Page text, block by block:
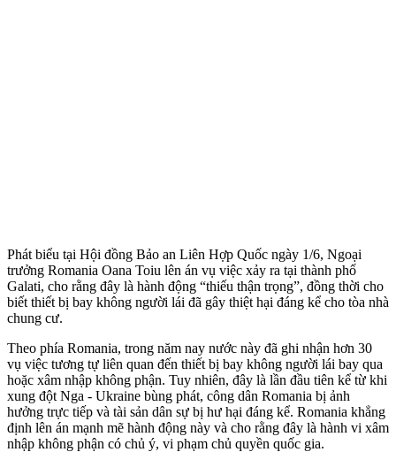
Phát biểu tại Hội đồng Bảo an Liên Hợp Quốc ngày 1/6, Ngoại
trưởng Romania Oana Toiu lên án vụ việc xảy ra tại thành phố
Galati, cho rằng đây là hành động “thiếu thận trọng”, đồng thời cho
biết thiết bị bay không người lái đã gây thiệt hại đáng kể cho tòa nhà
chung cư.
Theo phía Romania, trong năm nay nước này đã ghi nhận hơn 30
vụ việc tương tự liên quan đến thiết bị bay không người lái bay qua
hoặc xâm nhập không phận. Tuy nhiên, đây là lần đầu tiên kể từ khi
xung đột Nga - Ukraine bùng phát, công dân Romania bị ảnh
hưởng trực tiếp và tài sản dân sự bị hư hại đáng kể. Romania khẳng
định lên án mạnh mẽ hành động này và cho rằng đây là hành vi xâm
nhập không phận có chủ ý, vi phạm chủ quyền quốc gia.